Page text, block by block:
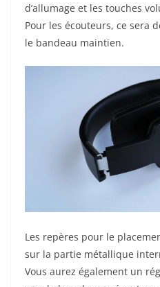
d’allumage et les touches
Pour les écouteurs, ce sera
le bandeau maintien.
Les repères pour le
sur la partie métallique
Vous aurez également un